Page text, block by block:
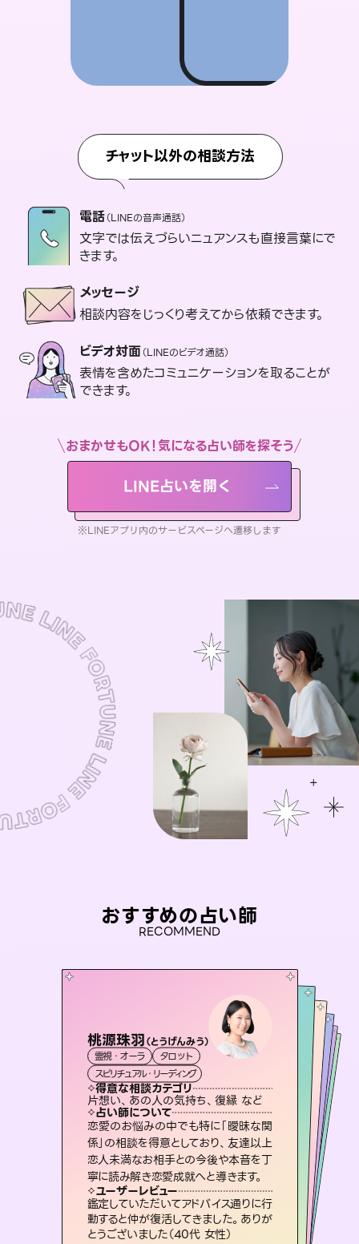
チャット以外の相談方法
電話（LINEの音声通話）
文字では伝えづらいニュアンスも直接言葉にで
きます。
メッセージ
相談内容をじっくり考えてから依頼できます。
ビデオ対面（LINEのビデオ通話）
表情を含めたコミュニケーションを取ることが
できます。
おまかせもOK！気になる占い師を探そう
LINE占いを開く
※LINEアプリ内のサービスページへ遷移します
おすすめの占い師
RECOMMEND
桃源珠羽（とうげんみう）
霊視・オーラ
タロット
スピリチュアル・リーディング
得意な相談カテゴリ
片想い、あの人の気持ち、復縁 など
占い師について
恋愛のお悩みの中でも特に「曖昧な関
係」の相談を得意としており、友達以上
恋人未満なお相手との今後や本音を丁
寧に読み解き恋愛成就へと導きます。
ユーザーレビュー
鑑定していただいてアドバイス通りに行
動すると仲が復活してきました。ありが
とうございました（40代 女性）
彗望（すいぼう）
霊視・オーラ 透視
スピリチュアル・リーディング
得意な相談カテゴリ
片想い、あの人の気持ち、復縁 など
占い師について
3,700年以上の歴史を持つ東洋最古の
占術「易占」で詳細まで占い、幸せへ向
かう道筋を示します。厳しい結果にも具
体的な対策をお伝えします。
ユーザーレビュー
複雑な背景もしっかり聞いて鑑定して
いただけました。気持ちが楽になりまし
た（50代 女性）
おう 霊感オラクル
霊視・オーラ
オラクルカード
得意な相談カテゴリ
恋愛総合、あの人の気持ち など
占い師について
霊視×オラクルカードを使って「今」と
「未来」そして「気になるあの人の気持
ち」まで丁寧に読み解き、恋や人生のヒ
ントを優しく引き出します。
ユーザーレビュー
不安な気持ちが嘘みたいに晴れまし
た…！よく視えていらっしゃるんだなと
感じました（40代 女性）
未来視師＊花
霊視・オーラ
スピリチュアル・リーディング
得意な相談カテゴリ
出逢い、片想い、復縁 など
占い師について
未来には何パターンもの選択肢があります。不安で視えにくくなっているあなたの素敵な未来を見つけ、その未来を選択できるようアドバイスします。
ユーザーレビュー
職場の人の性質や人間関係、本心など
本当によく視えていてびっくり。対策が
打てて前向きになれます（40代）
アイリス -iris-
西洋占星術
ルーン
得意な相談カテゴリ
恋愛総合、片想い、二人の未来 など
占い師について
復縁、恋愛、不倫の行方、同性愛や片
思い、仕事関係や借金問題まで知りた
いことや心の負担になっていることを
紐解き、背中をそっと押して導きます。
ユーザーレビュー
安心感のあり、言い切ってくれる所や濁
さない鑑定のおかげで、毎回自分の気
持ちを整えられます（30代 男性）
セラピスト理恵
霊視・オーラ タロット
スピリチュアル・リーディング
得意な相談カテゴリ
片想い、二人の未来、年の差 など
占い師について
連絡再開、復縁、成就などの報告実績
多数。セラピストとして2万超の施術経
験があるからこそできる鑑定で、より良
い未来をサポートします。
ユーザーレビュー
とても心温まる鑑定でした。しかもこち
らは何も言っていないのに視えていらっ
しゃるんだなと驚きです（30代女性）